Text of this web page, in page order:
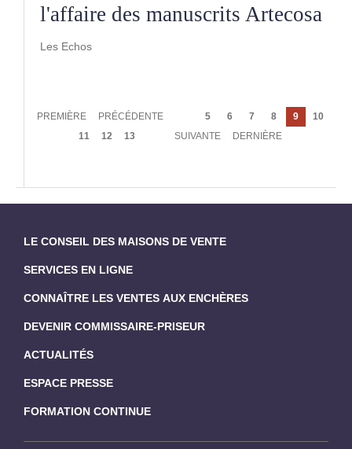
l'affaire des manuscrits Artecosa
Les Echos
Pagination
PREMIÈRE
PREMIÈRE
PAGE
PRÉCÉDENTE Page
5 Page
6 Page
7 Page
8
Page
courante
9 Page
10
Page
11 Page
12 Page
13
PAGE
SUIVANTE
DERNIÈRE
DERNIÈRE
LE CONSEIL DES MAISONS DE VENTE
SERVICES EN LIGNE
CONNAÎTRE LES VENTES AUX ENCHÈRES
DEVENIR COMMISSAIRE-PRISEUR
ACTUALITÉS
ESPACE PRESSE
FORMATION CONTINUE